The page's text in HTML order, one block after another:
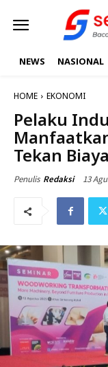
NEWS NASIONAL
HOME EKONOMI
Pelaku
Tekan
Penulis Redaksi 13